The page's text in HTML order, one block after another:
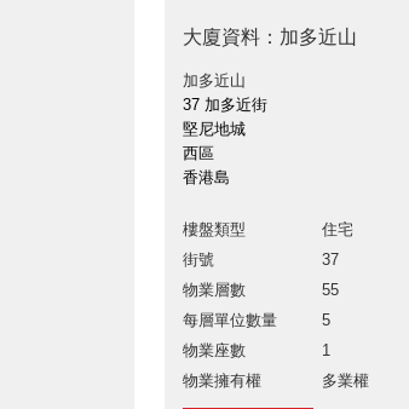
大廈資料：加多近山
加多近山
37 加多近街
堅尼地城
西區
香港島
樓盤類型
住宅
街號
37
物業層數
55
每層單位數量
5
物業座數
1
物業擁有權
多業權